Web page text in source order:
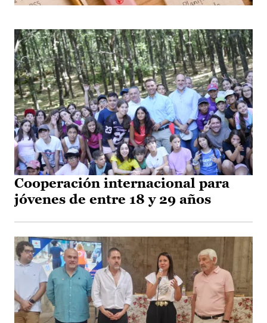
Cooperación internacional para
jóvenes de entre 18 y 29 años